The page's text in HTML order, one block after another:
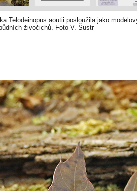
Telodeinopus aoutii posloužila jako
živočichů. Foto V. Šustr